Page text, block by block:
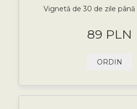
Vignetă de 30 de zile până
89 PLN
ORDIN